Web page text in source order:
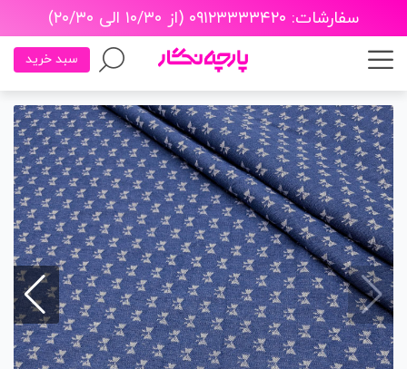
سفارشات: ۰۹۱۲۳۳۳۳۴۲۰ (از ۱۰/۳۰ الی ۲۰/۳۰)
سبد خرید